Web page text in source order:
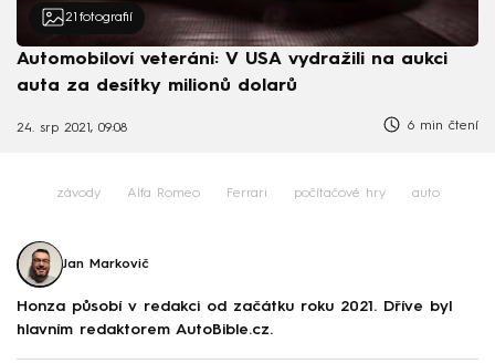
21 fotografií
Automobiloví veteráni: V USA vydražili na aukci
auta za desítky milionů dolarů
24. srp 2021, 09:08 6 min čtení
závody Alfa Romeo Ferrari počítačové hry auto
Jan Markovič
Honza působí v redakci od začátku roku 2021. Dříve byl
hlavním redaktorem AutoBible.cz.